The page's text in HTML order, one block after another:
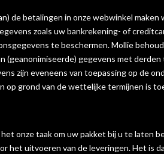
de betalingen in onze webwinkel
zoals uw bankrekening- of
te beschermen. Mollie
(geanonimiseerde) gegevens met
zijn eveneens van toepassing op de
op grond van de wettelijke termijnen is
onze taak om uw pakket bij u te laten
het uitvoeren van de leveringen. Het is